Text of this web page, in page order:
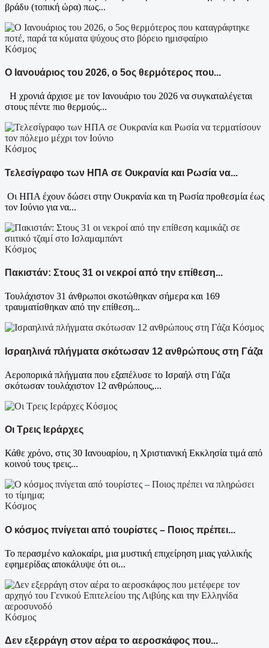
βράδυ (τοπική ώρα) πως...
Κόσμος
Ο Ιανουάριος του 2026, ο 5ος θερμότερος που...
Η χρονιά άρχισε με τον Ιανουάριο του 2026 να συγκαταλέγεται
στους πέντε πιο θερμούς...
Κόσμος
Τελεσίγραφο των ΗΠΑ σε Ουκρανία και Ρωσία να...
Οι ΗΠΑ έχουν δώσει στην Ουκρανία και τη Ρωσία προθεσμία έως
τον Ιούνιο για να...
Κόσμος
Πακιστάν: Στους 31 οι νεκροί από την επίθεση...
Τουλάχιστον 31 άνθρωποι σκοτώθηκαν σήμερα και 169
τραυματίσθηκαν από την επίθεση...
Κόσμος
Ισραηλινά πλήγματα σκότωσαν 12 ανθρώπους στη Γάζα
Αεροπορικά πλήγματα που εξαπέλυσε το Ισραήλ στη Γάζα
σκότωσαν τουλάχιστον 12 ανθρώπους,...
Κόσμος
Οι Τρεις Ιεράρχες
Κάθε χρόνο, στις 30 Ιανουαρίου, η Χριστιανική Εκκλησία τιμά από
κοινού τους τρεις...
Κόσμος
Ο κόσμος πνίγεται από τουρίστες – Ποιος πρέπει...
Το περασμένο καλοκαίρι, μια μυστική επιχείρηση μιας γαλλικής
εφημερίδας αποκάλυψε ότι οι...
Κόσμος
Δεν εξερράγη στον αέρα το αεροσκάφος που...